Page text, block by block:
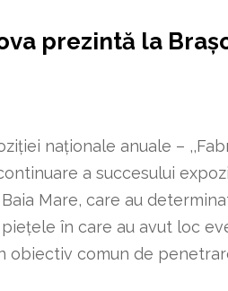
prezintă la
naționale anuale –
a succesului
Mare, care au
în care au avut loc
obiectiv comun de